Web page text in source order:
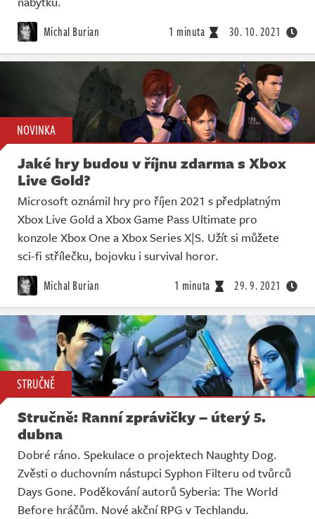
Michal Burian 1 minuta 30. 10. 2021
NOVINKA
Jaké hry budou v říjnu zdarma s Xbox
Live Gold?
Microsoft oznámil hry pro říjen 2021 s předplatným
Xbox Live Gold a Xbox Game Pass Ultimate pro
konzole Xbox One a Xbox Series X|S. Užít si můžete
sci-fi střílečku, bojovku i survival horor.
Michal Burian 1 minuta 29. 9. 2021
STRUČNĚ
Stručně: Ranní zprávičky – úterý 5.
dubna
Dobré ráno. Spekulace o projektech Naughty Dog.
Zvěsti o duchovním nástupci Syphon Filteru od tvůrců
Days Gone. Poděkování autorů Syberia: The World
Before hráčům. Nové akční RPG v Techlandu.